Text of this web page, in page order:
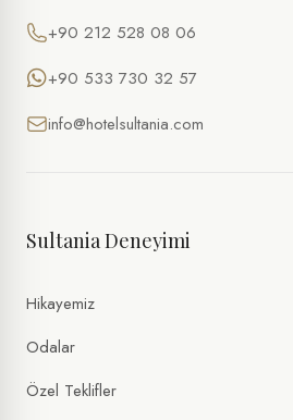
+90 212 528 08 06
+90 533 730 32 57
info@hotelsultania.com
Sultania Deneyimi
Hikayemiz
Odalar
Özel Teklifler